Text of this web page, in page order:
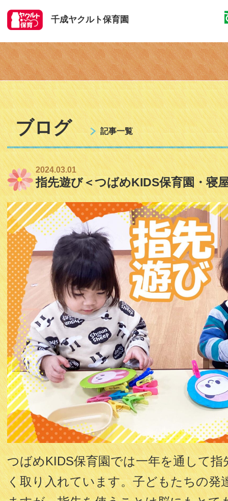
千成ヤクルト保育園
ブログ 記事一覧
2024.03.01
指先遊び＜つばめKIDS保育園・寝
つばめKIDS保育園では一年を通して
く取り入れています。子どもたちの発